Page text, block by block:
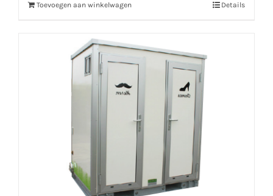
Toevoegen aan winkelwagen Details